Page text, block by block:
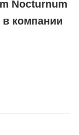
Nocturnum
компании